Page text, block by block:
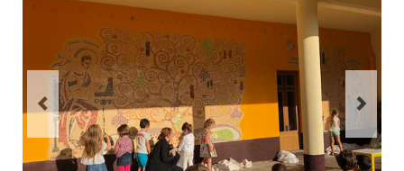
Sainte Emilie
La Congrégation
La Maison-Mère